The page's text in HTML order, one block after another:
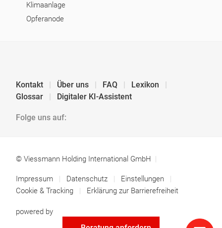
Klimaanlage
Opferanode
Kontakt Über uns FAQ
Lexikon
Glossar
Digitaler KI-Assistent
Folge uns auf:
© Viessmann Holding International GmbH
Impressum Datenschutz
Einstellungen
Cookie & Tracking
Erklärung zur Barrierefreiheit
powered by